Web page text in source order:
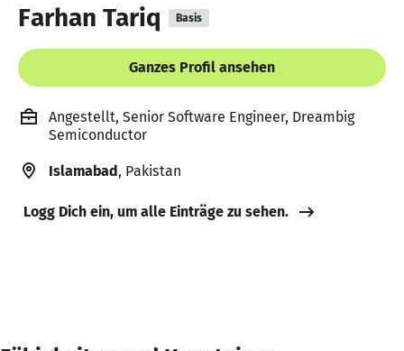
Farhan Tariq Basis
Ganzes Profil ansehen
Angestellt, Senior Software Engineer, Dreambig
Semiconductor
Islamabad, Pakistan
Logg Dich ein, um alle Einträge zu sehen.